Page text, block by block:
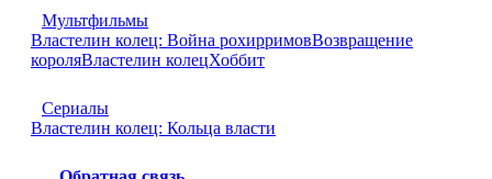
Мультфильмы
Властелин колец: Война рохирримовВозвращение
короляВластелин колецХоббит
Сериалы
Властелин колец: Кольца власти